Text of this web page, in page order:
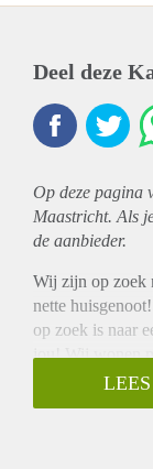
Deel deze
Op deze pagina
Maastricht. Als
de aanbieder.
Wij zijn op zoek
nette
op zoek is naar
jou! Wij wonen
Heerderweg in
FHML/AZM in.